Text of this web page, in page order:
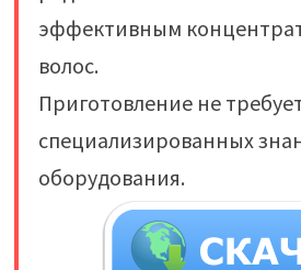
эффективным
волос.
Приготовление не
специализированных
оборудования.